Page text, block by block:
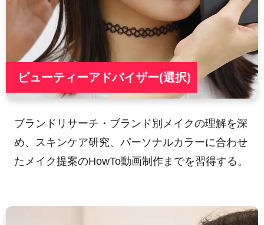
ビューティーアドバイザー(選択)
ブランドリサーチ・ブランド別メイクの理解を深
め、スキンケア研究、パーソナルカラーに合わせ
たメイク提案のHowTo動画制作までを習得する。